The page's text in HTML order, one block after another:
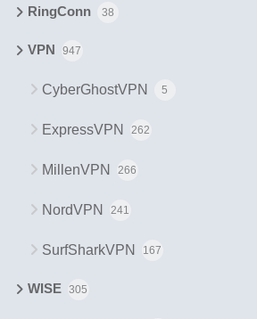
RingConn 38
VPN 947
CyberGhostVPN 5
ExpressVPN 262
MillenVPN 266
NordVPN 241
SurfSharkVPN 167
WISE 305